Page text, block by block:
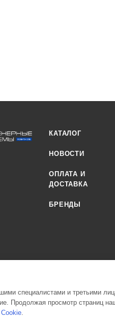
КАТАЛОГ
НОВОСТИ
ОПЛАТА И
ДОСТАВКА
БРЕНДЫ
системы Политэк СПБ Все
специалистами и третьими
Продолжая просмотр страниц
.